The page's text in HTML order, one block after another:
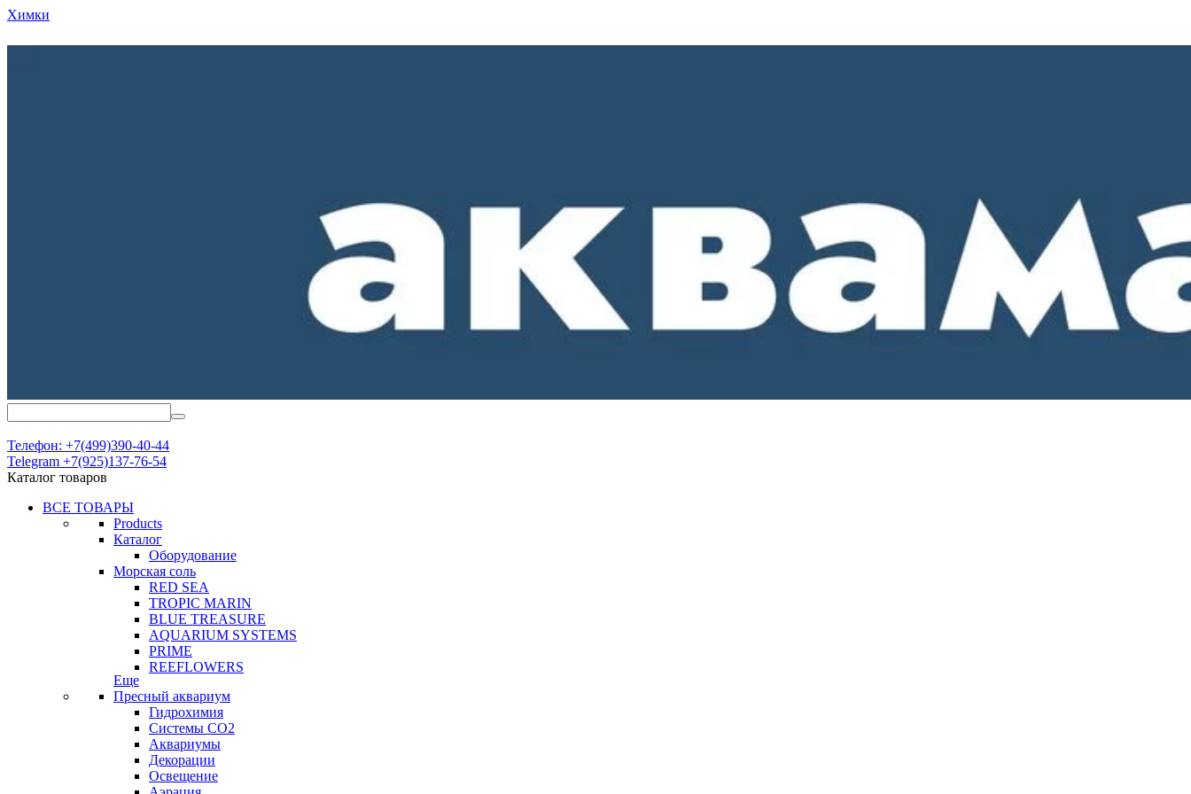
Химки
Телефон: +7(499)390-40-44
Telegram +7(925)137-76-54
Каталог товаров
ВСЕ ТОВАРЫ
Products
Каталог
Оборудование
Морская соль
RED SEA
TROPIC MARIN
BLUE TREASURE
AQUARIUM SYSTEMS
PRIME
REEFLOWERS
Еще
Пресный аквариум
Гидрохимия
Системы СО2
Аквариумы
Декорации
Освещение